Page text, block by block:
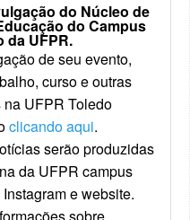
do Núcleo de
do Campus
da UFPR.
de seu evento,
curso e outras
UFPR Toledo
clicando aqui.
serão produzidas
da UFPR campus
e website.